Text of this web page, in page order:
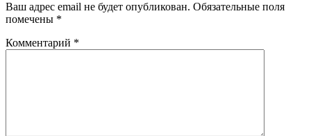
Ваш адрес email не будет опубликован. Обязательные поля
помечены *
Комментарий *